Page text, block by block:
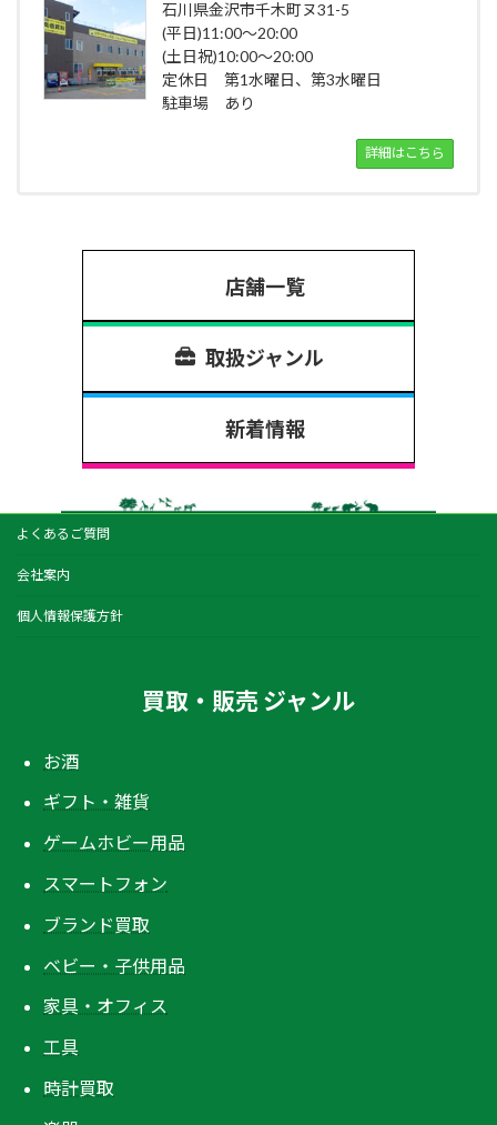
石川県金沢市千木町ヌ31-5
(平日)11:00～20:00
(土日祝)10:00～20:00
定休日 第1水曜日、第3水曜日
駐車場 あり
詳細はこちら
店舗一覧
取扱ジャンル
新着情報
よくあるご質問
会社案内
個人情報保護方針
買取・販売 ジャンル
お酒
ギフト・雑貨
ゲームホビー用品
スマートフォン
ブランド買取
ベビー・子供用品
家具・オフィス
工具
時計買取